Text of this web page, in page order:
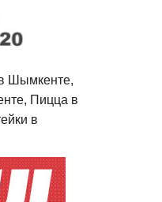
Шымкенте,
Пицца в
в